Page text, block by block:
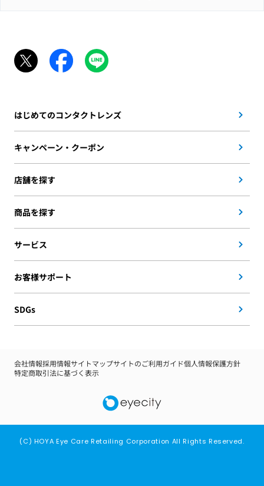
はじめてのコンタクトレンズ
キャンペーン・クーポン
店舗を探す
商品を探す
サービス
お客様サポート
SDGs
会社情報採用情報サイトマップサイトのご利用ガイド個人情報保護方針
特定商取引法に基づく表示
(C) HOYA Eye Care Retailing Corporation All Rights Reserved.